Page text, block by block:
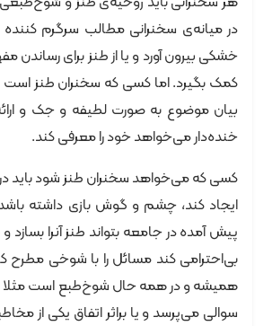
در میانه‌ی سخنرانی مطالب سرگرم کننده
خشکی بیرون آورد و یا از طنز برای
کمک بگیرد. اما کسی که سخنران طنز است
بیان موضوع به صورت لطیفه و جک و
خنده‌دار می‌خواهد خود را معرفی کند.
کسی که می‌خواهد سخنران طنز شود باید
ایجاد کند، چشم و گوش بازی داشته
پیش آمده در جامعه بتواند طنز آنرا بسازد
بی‌احترامی کند مسائل را با شوخی مطرح
همیشه و در همه حال شوخ‌طبع است مثلا
سوالی می‌پرسد و یا براثر اتفاق یکی از